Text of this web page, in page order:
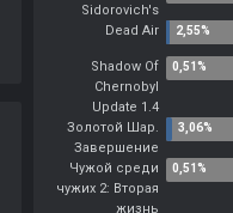
Sidorovich's
Dead Air
Shadow Of
Chernobyl
Update 1.4
Золотой Шар.
Завершение
Чужой среди
чужих 2: Вторая
жизнь